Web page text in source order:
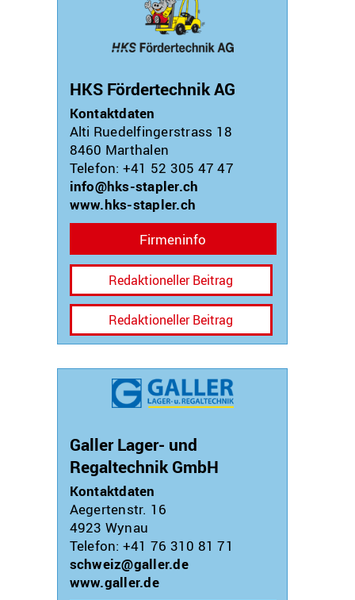
Firmeninfo
Redaktioneller Beitrag
Redaktioneller Beitrag
HKS Fördertechnik AG
Kontaktdaten
Alti Ruedelfingerstrass 18
8460 Marthalen
Telefon: +41 52 305 47 47
info@hks-stapler.ch
www.hks-stapler.ch
Galler Lager- und
Regaltechnik GmbH
Kontaktdaten
Aegertenstr. 16
4923 Wynau
Telefon: +41 76 310 81 71
schweiz@galler.de
www.galler.de